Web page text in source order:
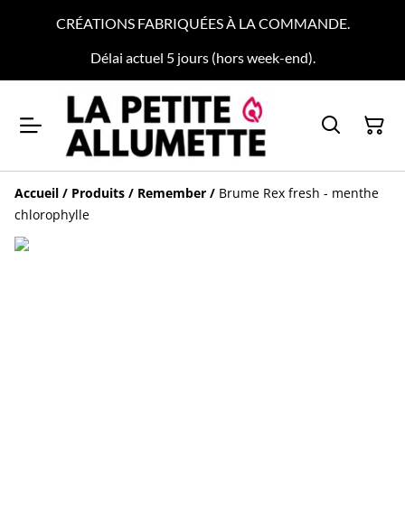
CRÉATIONS FABRIQUÉES À LA COMMANDE.
Délai actuel 5 jours (hors week-end).
Accueil / Produits / Remember / Brume Rex fresh - menthe
chlorophylle